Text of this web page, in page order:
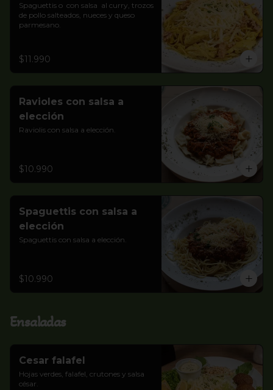
Spaguettis o  con salsa  al curry, trozos
de pollo salteados, nueces y queso
parmesano.
$11.990
Ravioles con salsa a
elección
Raviolis con salsa a elección.
$10.990
Spaguettis con salsa a
elección
Spaguettis con salsa a elección.
$10.990
Ensaladas
Cesar falafel
Hojas verdes, falafel, crutones y salsa
césar.